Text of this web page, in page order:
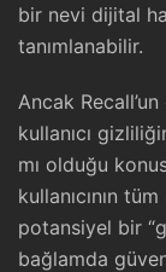
bir nevi dijital
tanımlanabilir.
Ancak
kullanıcı
mı olduğu
kullanıcının
potansiyel bir
bağlamda